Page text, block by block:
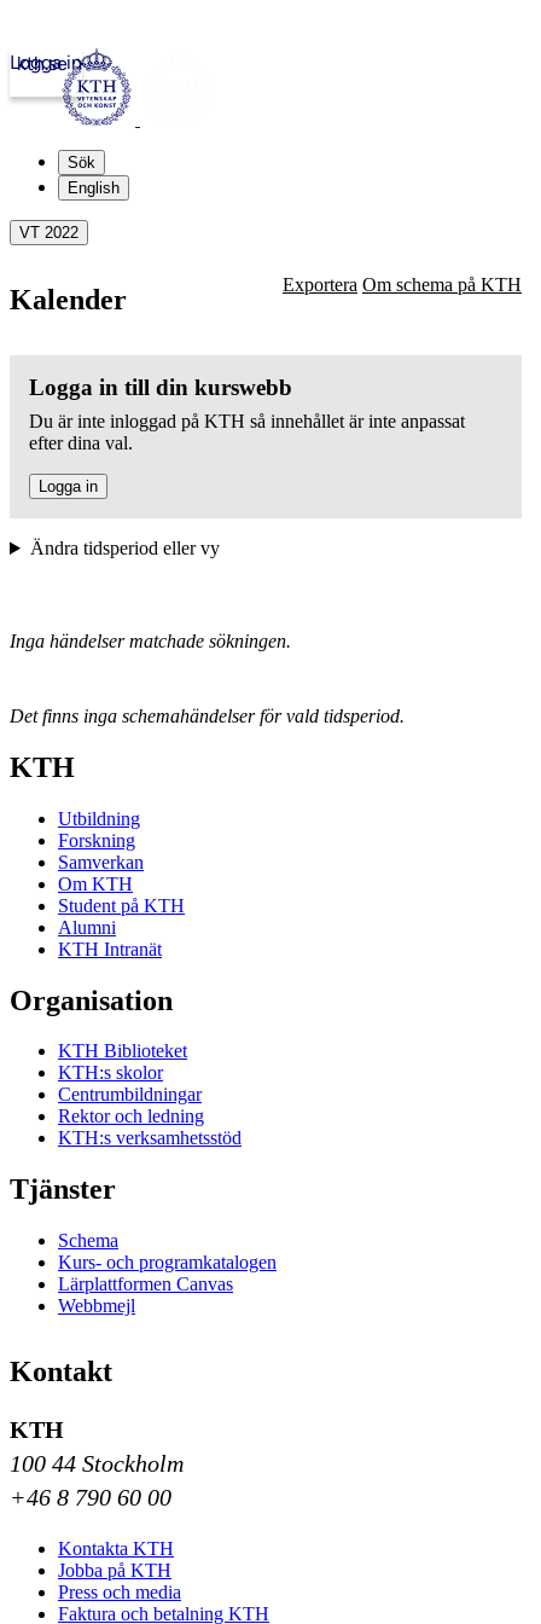
kth.se
Logga in
Sök
English
VT 2022
Kalender Exportera Om schema på KTH
Logga in till din kurswebb
Du är inte inloggad på KTH så innehållet är inte anpassat
efter dina val.
Logga in
Ändra tidsperiod eller vy
Inga händelser matchade sökningen.
Det finns inga schemahändelser för vald tidsperiod.
KTH
Utbildning
Forskning
Samverkan
Om KTH
Student på KTH
Alumni
KTH Intranät
Organisation
KTH Biblioteket
KTH:s skolor
Centrumbildningar
Rektor och ledning
KTH:s verksamhetsstöd
Tjänster
Schema
Kurs- och programkatalogen
Lärplattformen Canvas
Webbmejl
Kontakt
KTH
100 44 Stockholm
+46 8 790 60 00
Kontakta KTH
Jobba på KTH
Press och media
Faktura och betalning KTH